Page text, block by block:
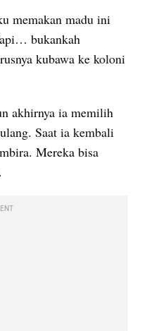
memakan madu ini
bukankah
kubawa ke koloni
akhirnya ia memilih
Saat ia kembali
Mereka bisa